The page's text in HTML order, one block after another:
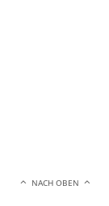
NACH OBEN